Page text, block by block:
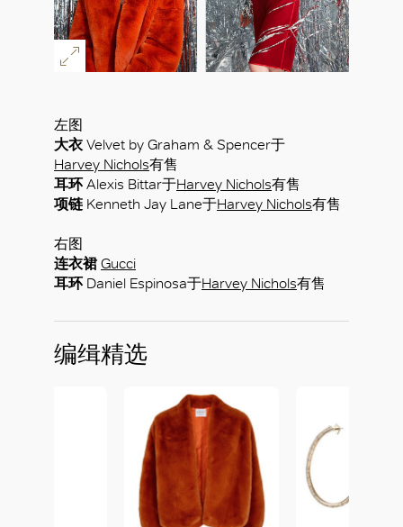
左图
大衣 Velvet by Graham & Spencer于
Harvey Nichols有售
耳环 Alexis Bittar于Harvey Nichols有售
项链 Kenneth Jay Lane于Harvey Nichols有售
右图
连衣裙 Gucci
耳环 Daniel Espinosa于Harvey Nichols有售
编缉精选